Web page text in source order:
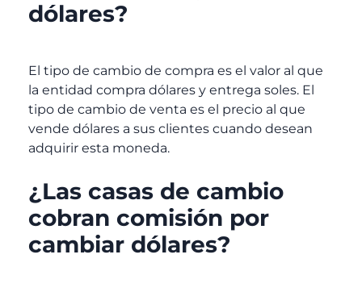
dólares?
El tipo de cambio de compra es el valor al que
la entidad compra dólares y entrega soles. El
tipo de cambio de venta es el precio al que
vende dólares a sus clientes cuando desean
adquirir esta moneda.
¿Las casas de cambio
cobran comisión por
cambiar dólares?